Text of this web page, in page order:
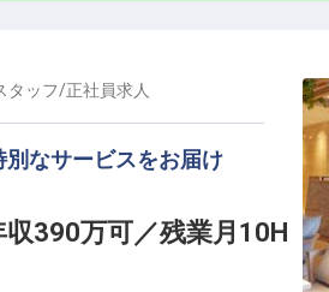
390万可／残業月10H
タッフ/正社員求人
なサービスをお届け